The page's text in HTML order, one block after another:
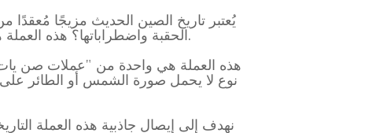
يُعتبر تاريخ الصين الحديث مزيجًا
الحقبة واضطراباتها؟ هذه العملة هي "دولار صن يات صن"، وهي عملة فضية من فئة يوان واحد تعود إلى عصر جمهورية الصين.
نوع لا يحمل صورة الشمس أو الطائر على